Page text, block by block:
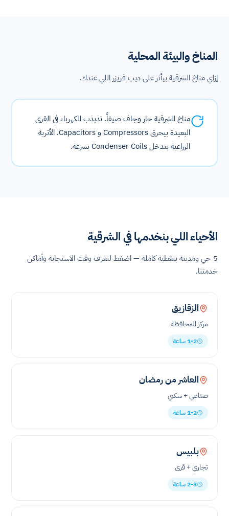
المناخ والبيئة المحلية
إزاي مناخ الشرقية بيأثر على ديب فريزر اللي عندك.
مناخ الشرقية حار وجاف صيفاً. تذبذب الكهرباء في القرى
البعيدة بيحرق Compressors و Capacitors. الأتربة
الزراعية بتدخل Condenser Coils بسرعة.
الأحياء اللي بنخدمها في الشرقية
5 حي ومدينة بتغطية كاملة — اضغط لتعرف وقت الاستجابة وأماكن
خدمتنا.
الزقازيق
مركز المحافظة
1-2 ساعة
العاشر من رمضان
صناعي + سكني
1-2 ساعة
بلبيس
تجاري + قرى
2-3 ساعة